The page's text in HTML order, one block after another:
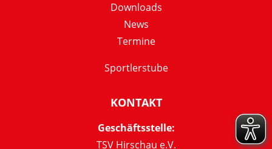
Downloads
News
Termine
Sportlerstube
KONTAKT
Geschäftsstelle:
TSV Hirschau e.V.